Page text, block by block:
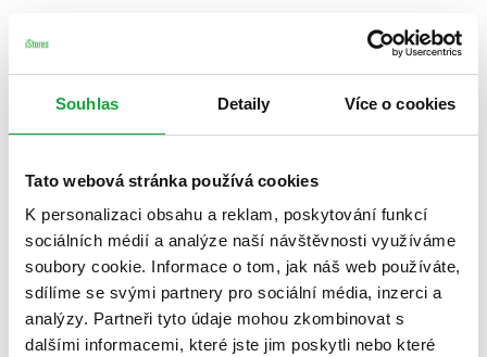
Souhlas Detaily Více o cookies
Tato webová stránka používá cookies
K personalizaci obsahu a reklam, poskytování funkcí
sociálních médií a analýze naší návštěvnosti využíváme
soubory cookie. Informace o tom, jak náš web používáte,
sdílíme se svými partnery pro sociální média, inzerci a
analýzy. Partneři tyto údaje mohou zkombinovat s
dalšími informacemi, které jste jim poskytli nebo které